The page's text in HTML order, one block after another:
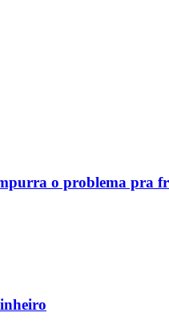
o problema pra